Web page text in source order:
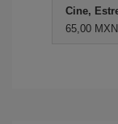
Cine,
65,00 MXN